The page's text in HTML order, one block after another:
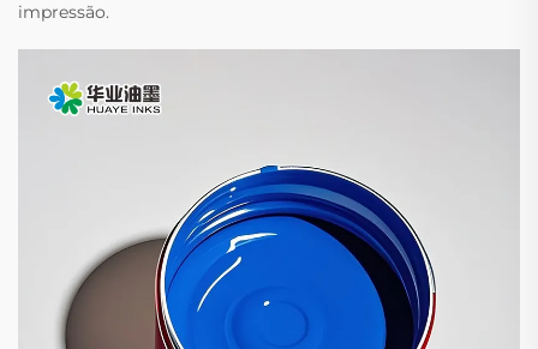
impressão.